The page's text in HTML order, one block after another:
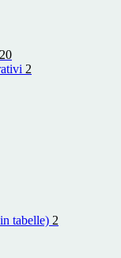
20
2
tabelle) 2